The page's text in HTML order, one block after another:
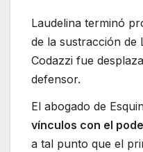
Laudelina terminó
de la sustracción de
Codazzi fue
defensor.
El abogado de
vínculos con el
a tal punto que el